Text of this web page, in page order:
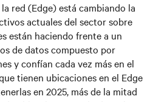
red (Edge) está cambiando la
actuales del sector sobre
están haciendo frente a un
de datos compuesto por
y confían cada vez más en el
tienen ubicaciones en el Edge
en 2025, más de la mitad